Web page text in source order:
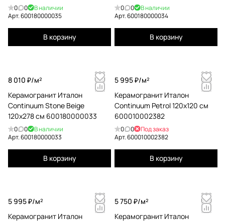
0 0
В наличии
Арт.600180000035
В корзину
0 0
В наличии
Арт.600180000034
В корзину
8 010 ₽/м²
Керамогранит Италон
Continuum Stone Beige
120x278 см 600180000033
0 0
В наличии
Арт.600180000033
В корзину
5 995 ₽/м²
Керамогранит Италон
Continuum Petrol 120x120 см
600010002382
0 0
Под заказ
Арт.600010002382
В корзину
5 995 ₽/м²
Керамогранит Италон
5 750 ₽/м²
Керамогранит Италон